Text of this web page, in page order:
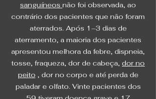
sanguíneos não foi observada, ao
contrário dos pacientes que não foram
aterrados. Após 1–3 dias de
aterramento, a maioria dos pacientes
apresentou melhora da febre, dispneia,
tosse, fraqueza, dor de cabeça, dor no
peito , dor no corpo e até perda de
paladar e olfato. Vinte pacientes dos